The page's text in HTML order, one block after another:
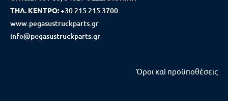
ΤΗΛ. ΚΕΝΤΡΟ:+30 215 215 3700
www.pegasustruckparts.gr
info@pegasustruckparts.gr
Όροι καi προϋποθέσεις